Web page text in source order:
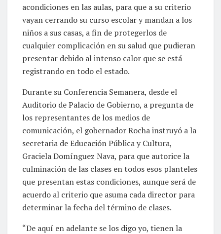
acondiciones en las aulas, para que a su criterio
vayan cerrando su curso escolar y mandan a los
niños a sus casas, a fin de protegerlos de
cualquier complicación en su salud que pudieran
presentar debido al intenso calor que se está
registrando en todo el estado.
Durante su Conferencia Semanera, desde el
Auditorio de Palacio de Gobierno, a pregunta de
los representantes de los medios de
comunicación, el gobernador Rocha instruyó a la
secretaria de Educación Pública y Cultura,
Graciela Domínguez Nava, para que autorice la
culminación de las clases en todos esos planteles
que presentan estas condiciones, aunque será de
acuerdo al criterio que asuma cada director para
determinar la fecha del término de clases.
“De aquí en adelante se los digo yo, tienen la